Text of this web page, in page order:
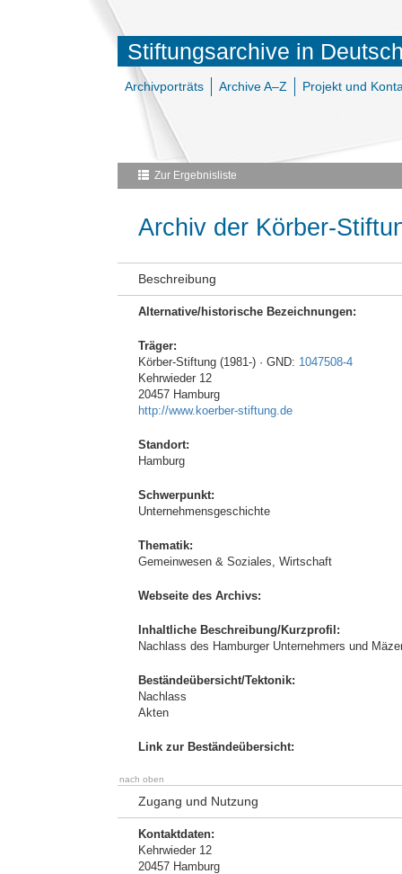
Stiftungsarchive in
Archivporträts Archive A–Z Projekt und
Zur Ergebnisliste
Archiv der Körber-
Beschreibung
Alternative/historische Bezeichnungen:
Träger:
Körber-Stiftung (1981-) · GND: 1047508-4
Kehrwieder 12
20457 Hamburg
http://www.koerber-stiftung.de
Standort:
Hamburg
Schwerpunkt:
Unternehmensgeschichte
Thematik:
Gemeinwesen & Soziales, Wirtschaft
Webseite des Archivs:
Inhaltliche Beschreibung/Kurzprofil:
Nachlass des Hamburger Unternehmers und
Beständeübersicht/Tektonik:
Nachlass
Akten
Link zur Beständeübersicht:
nach oben
Zugang und Nutzung
Kontaktdaten:
Kehrwieder 12
20457 Hamburg